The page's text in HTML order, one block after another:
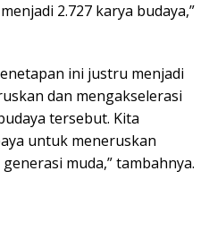
2.727 karya budaya,”
ini justru menjadi
dan mengakselerasi
tersebut. Kita
untuk meneruskan
muda,” tambahnya.